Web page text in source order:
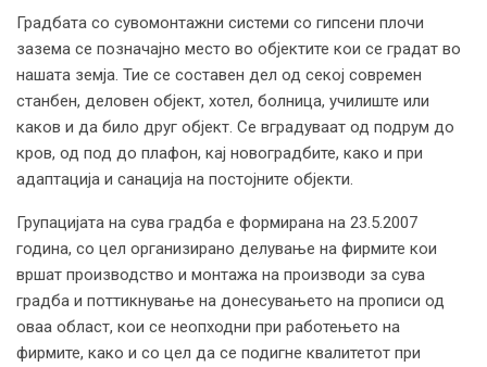
Градбата со сувомонтажни системи со гипсени плочи
зазема сe позначајно место во објектите кои се градат во
нашата земја. Тие се составен дел од секој современ
станбен, деловен објект, хотел, болница, училиште или
каков и да било друг објект. Се вградуваат од подрум до
кров, од под до плафон, кај новоградбите, како и при
адаптација и санација на постојните објекти.
Групацијата на сува градба е формирана на 23.5.2007
година, со цел организирано делување на фирмите кои
вршат производство и монтажа на производи за сува
градба и поттикнување на донесувањето на прописи од
оваа област, кои се неопходни при работењето на
фирмите, како и со цел да се подигне квалитетот при